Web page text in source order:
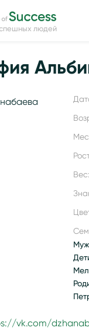
людей
Вес:
vk.com/